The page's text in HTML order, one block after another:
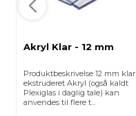
Akryl Klar - 12 mm
Produktbeskrivelse 12 mm klar
ekstruderet Akryl (også kaldt
Plexiglas i daglig tale) kan
anvendes til flere t...